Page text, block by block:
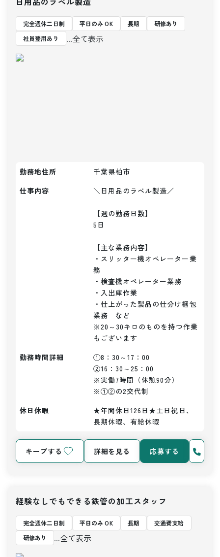
完全週休二日制 平日のみ OK 長期
研修あり
社員登用あり
...全て表示
勤務地住所
千葉県柏市
仕事内容
＼日用品のラベル製造／
【週の勤務日数】
5日
【主な業務内容】
・スリッター機オペレーター業
務
・検査機オペレーター業務
・入出庫作業
・仕上がった製品の仕分け梱包
業務　など
※20～30キロのものを持つ作業
もございます
勤務時間詳細
①8：30～17：00
②16：30～25：00
※実働7時間（休憩90分）
※①②の2交代制
休日休暇
★年間休日126日★土日祝日、
長期休暇、有給休暇
キープする 詳細を見る 応募する
経験なしでもできる鉄管の加工スタッフ
完全週休二日制 平日のみ OK 長期
交通費支給
研修あり
...全て表示